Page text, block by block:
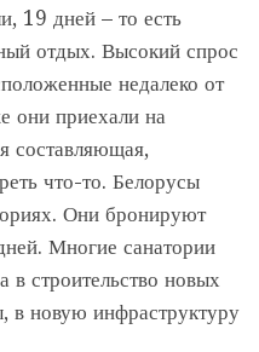
19 дней – то есть
отдых. Высокий спрос
недалеко от
они приехали на
составляющая,
что-то. Белорусы
Они бронируют
Многие санатории
в строительство новых
в новую инфраструктуру